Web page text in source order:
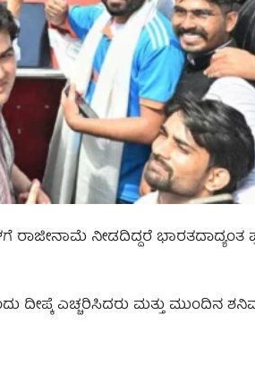
ನೀಡದಿದ್ದರೆ ಭಾರತದಾದ್ಯಂತ
ದೀಪ್ಕೆ ಎಚ್ಚರಿಸಿದರು ಮತ್ತು ಮುಂದಿನ